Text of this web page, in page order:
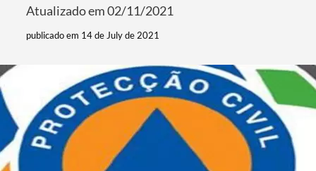
Atualizado em 02/11/2021
publicado em 14 de July de 2021